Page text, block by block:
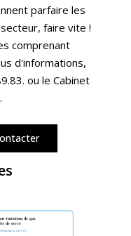
parfaire les
faire vite !
comprenant
d'informations,
ou le Cabinet